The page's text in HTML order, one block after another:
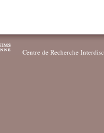
Centre de Recherche